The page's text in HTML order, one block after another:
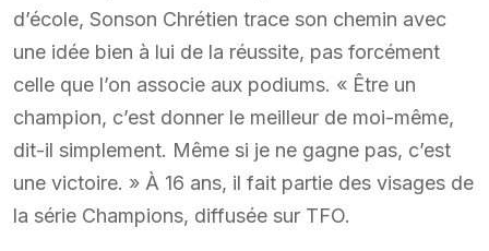
d’école, Sonson Chrétien trace son chemin avec
une idée bien à lui de la réussite, pas forcément
celle que l’on associe aux podiums. « Être un
champion, c’est donner le meilleur de moi-même,
dit-il simplement. Même si je ne gagne pas, c’est
une victoire. » À 16 ans, il fait partie des visages de
la série Champions, diffusée sur TFO.